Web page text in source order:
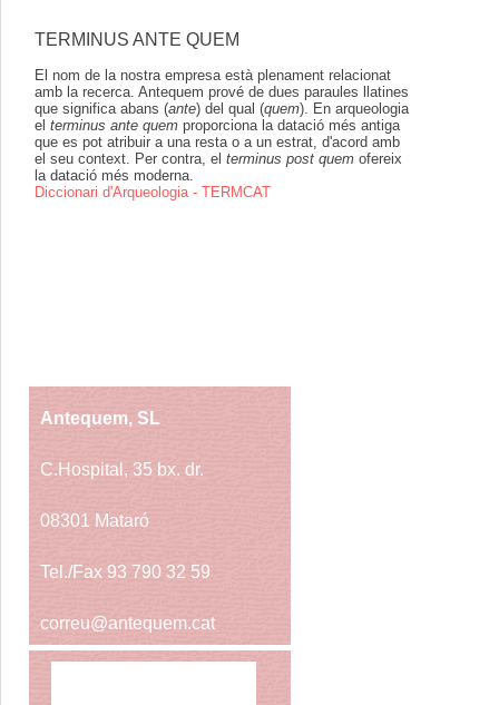
TERMINUS ANTE QUEM
El nom de la nostra empresa està plenament relacionat
amb la recerca. Antequem prové de dues paraules llatines
que significa abans (ante) del qual (quem). En arqueologia
el terminus ante quem proporciona la datació més antiga
que es pot atribuir a una resta o a un estrat, d'acord amb
el seu context. Per contra, el terminus post quem ofereix
la datació més moderna.
Diccionari d'Arqueologia - TERMCAT
Antequem, SL
C.Hospital, 35 bx. dr.
08301 Mataró
Tel./Fax 93 790 32 59
correu@antequem.cat